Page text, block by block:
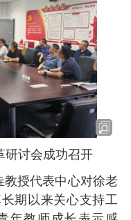
研讨会成功召开
授代表中心对徐老
期以来关心支持工